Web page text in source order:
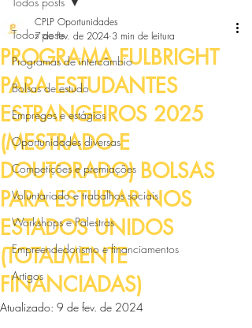
Todos posts
Programas de intercâmbio
Bolsas de estudo
Empregos e estágios
Oportunidades diversas
Competições e premiações
Voluntariado e trabalhos sociais
Workshops e Palestras
Empreendedorismo e financiamentos
Artigos
PROGRAMA FULBRIGHT
PARA ESTUDANTES
ESTRANGEIROS 2025
(MESTRADO E
DOUTORADO) BOLSAS
PARA ESTUDAR NOS
ESTADOS UNIDOS
(TOTALMENTE
FINANCIADAS)
CPLP Oportunidades
7 de fev. de 2024 3 min de leitura
Atualizado: 9 de fev. de 2024